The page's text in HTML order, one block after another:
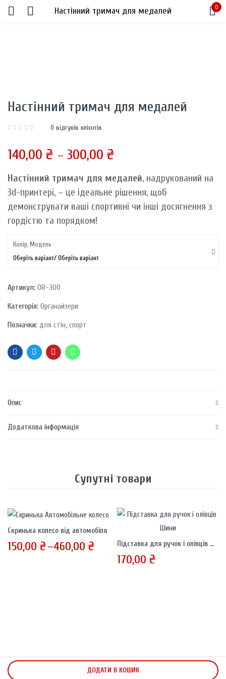
Настінний тримач для медалей 0
Настінний тримач для медалей
0 відгуків клієнтів
140,00 ₴ – 300,00 ₴
Настінний тримач для медалей, надрукований на
3d-принтері, – це ідеальне рішення, щоб
демонструвати ваші спортивні чи інші досягнення з
гордістю та порядком!
Колір, Модель
Оберіть варіант/ Оберіть варіант
ДОДАТИ В КОШИК
Артикул: OR-300
Категорія: Органайзери
Позначки: для стін, спорт
Опис
Додаткова інформація
Супутні товари
Скринька колесо від автомобіля
150,00 ₴–460,00 ₴ Підставка для ручок і олівців Шини
170,00 ₴
Remember me
LOG IN
CREATE AN ACCOUNT